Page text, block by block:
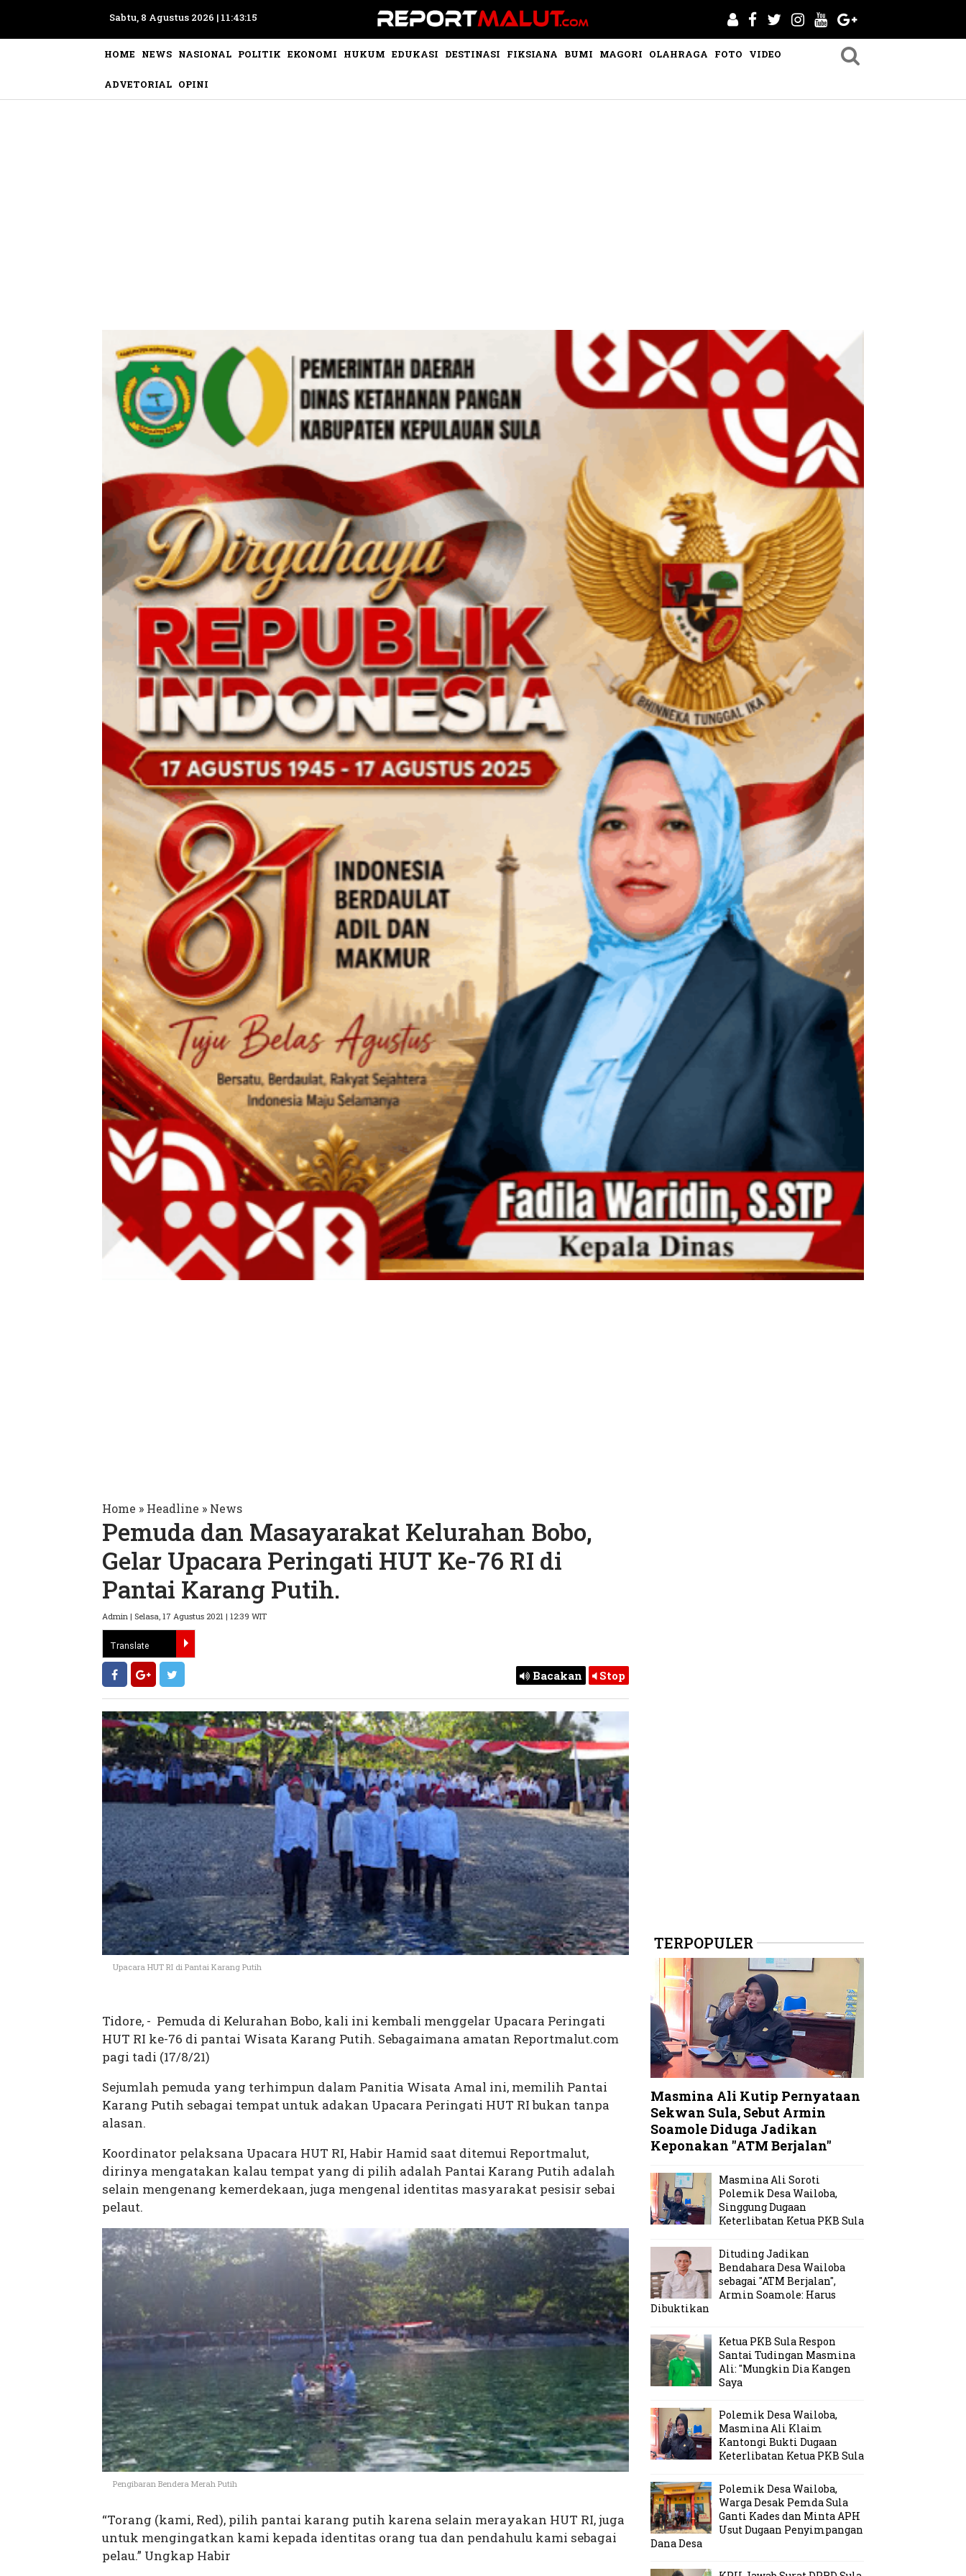
Sabtu, 8 Agustus 2026 | 11:43:17
HOME NEWS NASIONAL POLITIK EKONOMI HUKUM EDUKASI DESTINASI FIKSIANA BUMI MAGORI OLAHRAGA FOTO VIDEO
ADVETORIAL OPINI
Home » Headline » News
Pemuda dan Masayarakat Kelurahan Bobo,
Gelar Upacara Peringati HUT Ke-76 RI di
Pantai Karang Putih.
Admin | Selasa, 17 Agustus 2021 | 12:39 WIT
Bacakan Stop
Upacara HUT RI di Pantai Karang Putih
Tidore, - Pemuda di Kelurahan Bobo, kali ini kembali menggelar Upacara Peringati
HUT RI ke-76 di pantai Wisata Karang Putih. Sebagaimana amatan Reportmalut.com
pagi tadi (17/8/21)
Sejumlah pemuda yang terhimpun dalam Panitia Wisata Amal ini, memilih Pantai
Karang Putih sebagai tempat untuk adakan Upacara Peringati HUT RI bukan tanpa
alasan.
Koordinator pelaksana Upacara HUT RI, Habir Hamid saat ditemui Reportmalut,
dirinya mengatakan kalau tempat yang di pilih adalah Pantai Karang Putih adalah
selain mengenang kemerdekaan, juga mengenal identitas masyarakat pesisir sebai
pelaut.
Pengibaran Bendera Merah Putih
“Torang (kami, Red), pilih pantai karang putih karena selain merayakan HUT RI, juga
untuk mengingatkan kami kepada identitas orang tua dan pendahulu kami sebagai
pelau.” Ungkap Habir
TERPOPULER
Masmina Ali Kutip Pernyataan
Sekwan Sula, Sebut Armin
Soamole Diduga Jadikan
Keponakan "ATM Berjalan"
Masmina Ali Soroti
Polemik Desa Wailoba,
Singgung Dugaan
Keterlibatan Ketua PKB Sula
Dituding Jadikan
Bendahara Desa Wailoba
sebagai "ATM Berjalan",
Armin Soamole: Harus
Dibuktikan
Ketua PKB Sula Respon
Santai Tudingan Masmina
Ali: "Mungkin Dia Kangen
Saya
Polemik Desa Wailoba,
Masmina Ali Klaim
Kantongi Bukti Dugaan
Keterlibatan Ketua PKB Sula
Polemik Desa Wailoba,
Warga Desak Pemda Sula
Ganti Kades dan Minta APH
Usut Dugaan Penyimpangan
Dana Desa